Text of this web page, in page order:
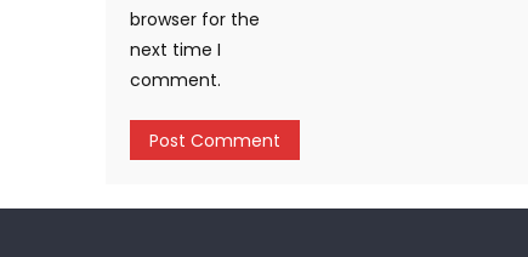
browser for the
next time I
comment.